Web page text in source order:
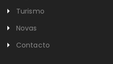
Turismo
Novas
Contacto